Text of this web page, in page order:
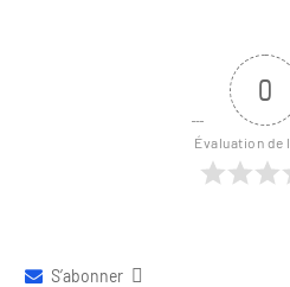
0
Évaluation de
S’abonner